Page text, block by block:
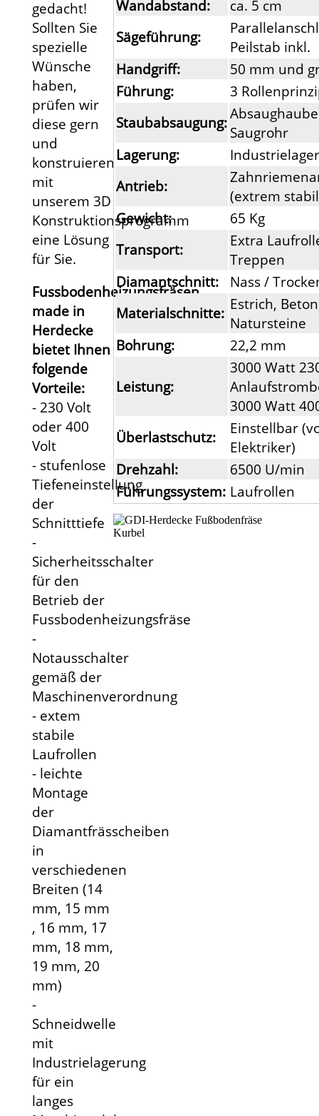
gedacht!
Sollten Sie
spezielle
Wünsche
haben,
prüfen wir
diese gern
und
konstruieren
mit
unserem 3D
Konstruktionsprogramm
eine Lösung
für Sie.
Fussbodenheizungsfräsen,
made in
Herdecke
bietet Ihnen
folgende
Vorteile:
- 230 Volt
oder 400
Volt
- stufenlose
Tiefeneinstellung
der
Schnitttiefe
-
Sicherheitsschalter
für den
Betrieb der
Fussbodenheizungsfräse
-
Notausschalter
gemäß der
Maschinenverordnung
- extem
stabile
Laufrollen
- leichte
Montage
der
Diamantfrässcheiben
in
verschiedenen
Breiten (14
mm, 15 mm
, 16 mm, 17
mm, 18 mm,
19 mm, 20
mm)
-
Schneidwelle
mit
Industrielagerung
für ein
langes
Wandabstand:
ca. 5 cm
Sägeführung:
Peilstab inkl.
Handgriff:
50 mm und
Führung:
3
Staubabsaugung:
Saugrohr
Lagerung:
Antrieb:
(extrem
Gewicht:
65 Kg
Transport:
Extra
Treppen
Diamantschnitt:
Nass /
Materialschnitte: Estrich,
Natursteine
Bohrung:
22,2 mm
Leistung:
3000 Watt
3000 Watt
Überlastschutz:
Einstellbar
Elektriker)
Drehzahl:
6500 U/min
Führungssystem: Laufrollen